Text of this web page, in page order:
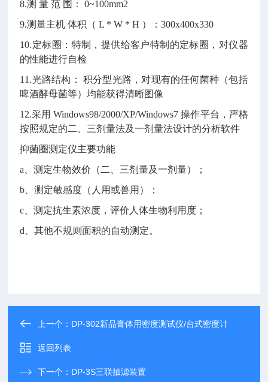
8.测 量 范 围： 0~100mm2
9.测量主机 体积（ L * W * H ）：300x400x330
10.定标圈：特制，提供给客户特制的定标圈，对仪器
的性能进行自检
11.光路结构： 积分型光路，对现有的任何菌种（包括
啤酒酵母菌等）均能获得清晰图像
12.采用 Windows98/2000/XP/Windows7 操作平台，严格
按照规定的二、三剂量法及一剂量法设计的分析软件
抑菌圈测定仪主要功能
a、测定生物效价（二、三剂量及一剂量）；
b、测定敏感度（人用或兽用）；
c、测定抗生素浓度，评价人体生物利用度；
d、其他不规则面积的自动测定。
上一个： DP-302新品膏体用密度测试仪/台式密度计
返回列表
下一个： DP-3S三联抽滤装置